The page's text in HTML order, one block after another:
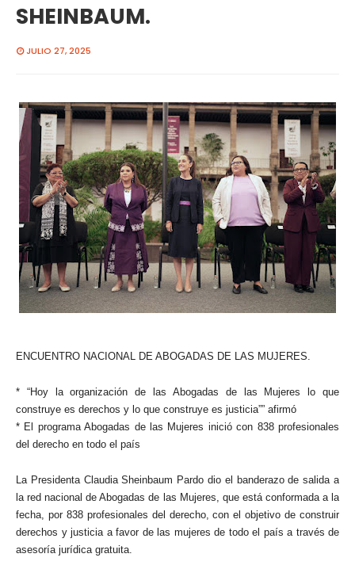
SHEINBAUM.
JULIO 27, 2025
ENCUENTRO NACIONAL DE ABOGADAS DE LAS MUJERES.
* “Hoy la organización de las Abogadas de las Mujeres lo que
construye es derechos y lo que construye es justicia”” afirmó
* El programa Abogadas de las Mujeres inició con 838 profesionales
del derecho en todo el país
La Presidenta Claudia Sheinbaum Pardo dio el banderazo de salida a
la red nacional de Abogadas de las Mujeres, que está conformada a la
fecha, por 838 profesionales del derecho, con el objetivo de construir
derechos y justicia a favor de las mujeres de todo el país a través de
asesoría jurídica gratuita.